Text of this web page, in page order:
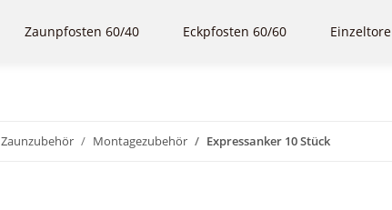
Zaunpfosten 60/40 Eckpfosten 60/60 Einzeltore
Zaunzubehör Montagezubehör Expressanker 10 Stück